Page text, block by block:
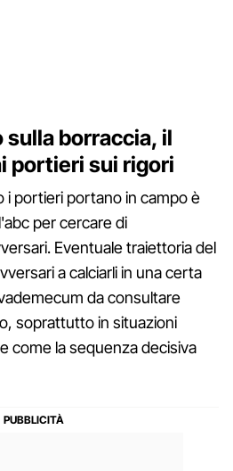
borraccia, il
portieri sui rigori
i portieri portano in campo è
per cercare di
Eventuale traiettoria del
a calciarli in una certa
da consultare
soprattutto in situazioni
come la sequenza decisiva